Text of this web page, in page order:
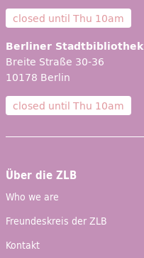
closed until Thu 10am
Berliner Stadtbibliothek
Breite Straße 30-36
10178 Berlin
closed until Thu 10am
Über die ZLB
Who we are
Freundeskreis der ZLB
Kontakt